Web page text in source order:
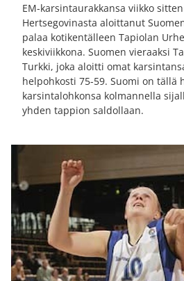
EM-karsintaurakkansa viikko
Hertsegovinasta aloittanut
palaa kotikentälleen Tapiolan
keskiviikkona. Suomen vieraaksi
Turkki, joka aloitti omat
helpohkosti 75-59. Suomi on tällä
karsintalohkonsa kolmannella
yhden tappion saldollaan.